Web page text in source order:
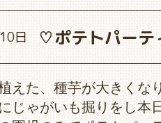
日 ♡ポテトパー
えた、種芋が大きくな
じゃがいも掘りをし本